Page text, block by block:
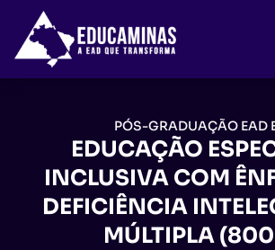
PÓS-GRADUAÇÃO EAD
EDUCAÇÃO
INCLUSIVA COM
DEFICIÊNCIA
MÚLTIPLA